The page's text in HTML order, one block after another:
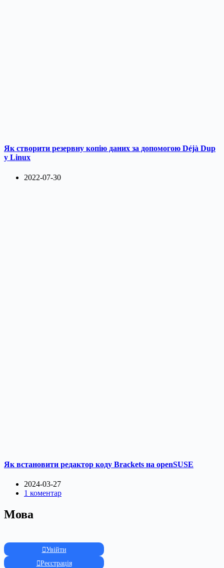
Як створити резервну копію даних за допомогою Déjà Dup
у Linux
2022-07-30
Як встановити редактор коду Brackets на openSUSE
2024-03-27
1 коментар
Мова
Увійти
Реєстрація